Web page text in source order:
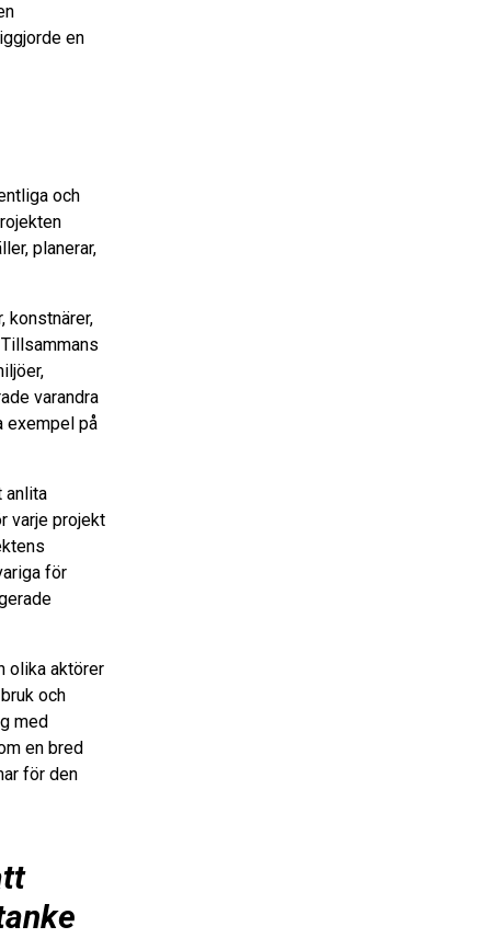
en
och
planerar,
konstnärer,
varandra
exempel på
anlita
varje projekt
för
olika aktörer
och
med
en bred
för den